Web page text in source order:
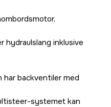
hydraulslang inklusive
har backventiler med
systemet kan